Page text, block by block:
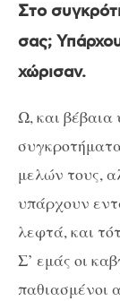
Στο
σας;
χώρισαν.
Ω, και
μελών τους,
υπάρχουν
λεφτά, και
Σ’ εμάς οι
παθιασμένοι